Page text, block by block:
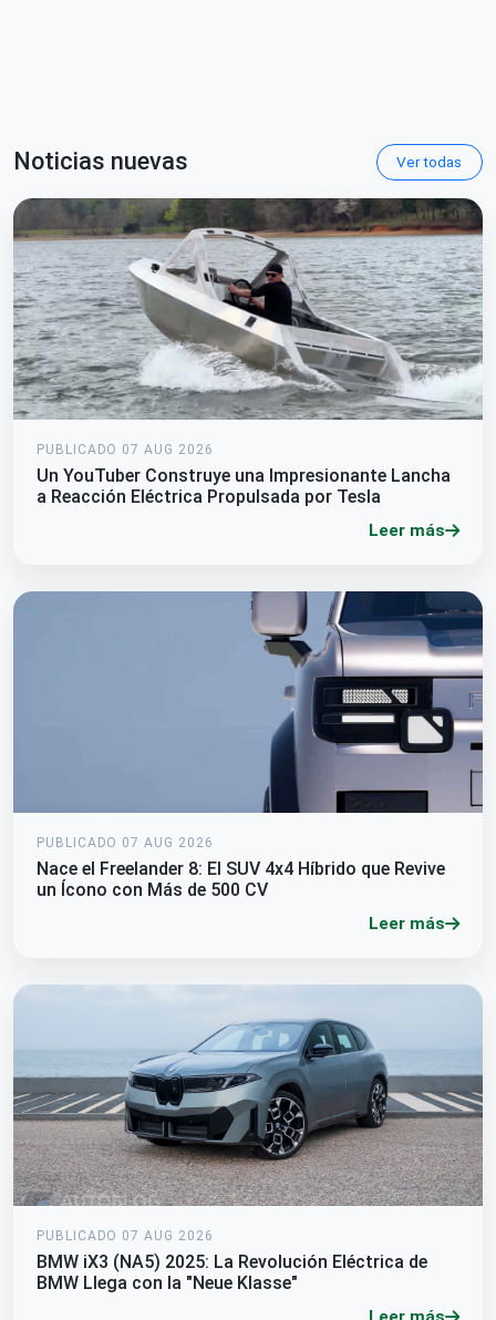
Noticias nuevas Ver todas
PUBLICADO 07 AUG 2026
Un YouTuber Construye una Impresionante Lancha
a Reacción Eléctrica Propulsada por Tesla
Leer más
PUBLICADO 07 AUG 2026
Nace el Freelander 8: El SUV 4x4 Híbrido que Revive
un Ícono con Más de 500 CV
Leer más
PUBLICADO 07 AUG 2026
BMW iX3 (NA5) 2025: La Revolución Eléctrica de
BMW Llega con la "Neue Klasse"